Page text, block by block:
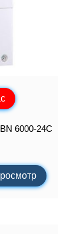
6000-24C